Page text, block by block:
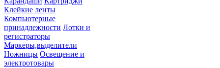
Клейкие ленты
Компьютерные
принадлежности Лотки и
регистраторы
Маркеры,выделители
Ножницы Освещение и
электротовары